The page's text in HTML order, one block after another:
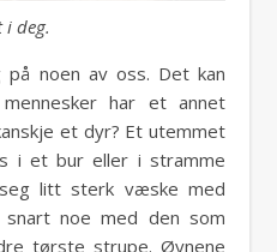
deg.
på noen av oss. Det kan
har et annet
et dyr? Et utemmet
i et bur eller i stramme
litt sterk væske med
noe med den som
tørste strupe. Øynene